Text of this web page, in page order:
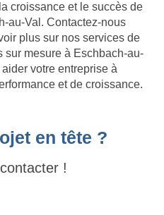
croissance et le succès de
au-Val. Contactez-nous
plus sur nos services de
mesure à Eschbach-au-
votre entreprise à
et de croissance.
en tête ?
!